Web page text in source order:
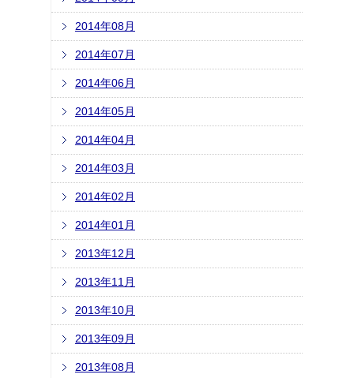
2014年08月
2014年07月
2014年06月
2014年05月
2014年04月
2014年03月
2014年02月
2014年01月
2013年12月
2013年11月
2013年10月
2013年09月
2013年08月